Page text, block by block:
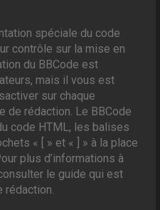
spéciale du code
contrôle sur la mise en
du BBCode est
mais il vous est
sur chaque
de rédaction. Le BBCode
code HTML, les balises
« [ » et « ] » à la place
plus d’informations à
le guide qui est
rédaction.